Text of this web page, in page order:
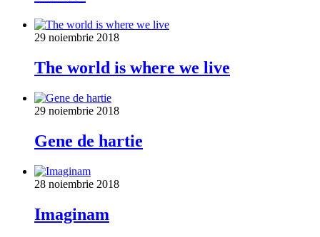
29 noiembrie 2018
The world is where we live
29 noiembrie 2018
Gene de hartie
28 noiembrie 2018
Imaginam